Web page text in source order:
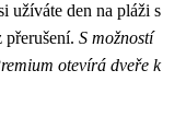
užíváte den na pláži s
S možností
otevírá dveře k